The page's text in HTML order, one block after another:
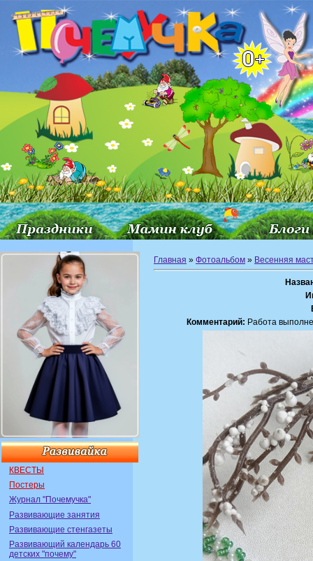
КВЕСТЫ
Постеры
Журнал "Почемучка"
Развивающие занятия
Развивающие стенгазеты
Развивающий календарь 60
детских "почему"
Главная » Фотоальбом » Весенняя
Комментарий: Работа